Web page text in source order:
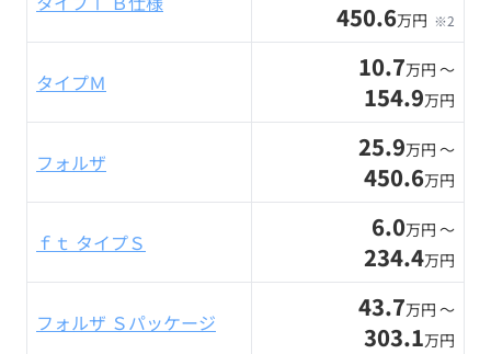
450.6万円 ※2
タイプＭ 10.7万円 〜
154.9万円
フォルザ 25.9万円 〜
450.6万円
ｆｔ タイプＳ 6.0万円 〜
234.4万円
フォルザ Ｓパッケージ 43.7万円 〜
303.1万円